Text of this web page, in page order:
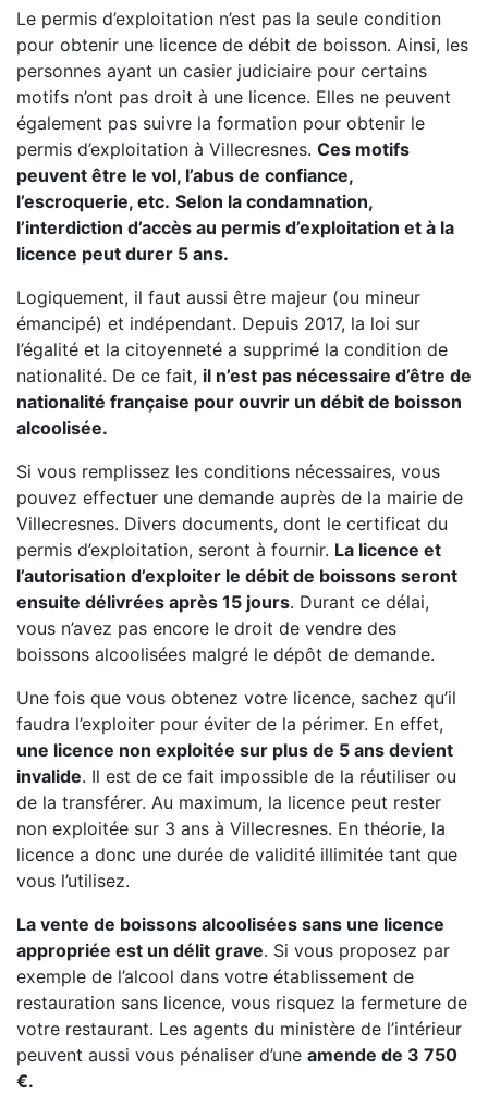
Le permis d’exploitation n’est pas la seule condition
pour obtenir une licence de débit de boisson. Ainsi, les
personnes ayant un casier judiciaire pour certains
motifs n’ont pas droit à une licence. Elles ne peuvent
également pas suivre la formation pour obtenir le
permis d’exploitation à Villecresnes. Ces motifs
peuvent être le vol, l’abus de confiance,
l’escroquerie, etc. Selon la condamnation,
l’interdiction d’accès au permis d’exploitation et à la
licence peut durer 5 ans.
Logiquement, il faut aussi être majeur (ou mineur
émancipé) et indépendant. Depuis 2017, la loi sur
l’égalité et la citoyenneté a supprimé la condition de
nationalité. De ce fait, il n’est pas nécessaire d’être de
nationalité française pour ouvrir un débit de boisson
alcoolisée.
Si vous remplissez les conditions nécessaires, vous
pouvez effectuer une demande auprès de la mairie de
Villecresnes. Divers documents, dont le certificat du
permis d’exploitation, seront à fournir. La licence et
l’autorisation d’exploiter le débit de boissons seront
ensuite délivrées après 15 jours. Durant ce délai,
vous n’avez pas encore le droit de vendre des
boissons alcoolisées malgré le dépôt de demande.
Une fois que vous obtenez votre licence, sachez qu’il
faudra l’exploiter pour éviter de la périmer. En effet,
une licence non exploitée sur plus de 5 ans devient
invalide. Il est de ce fait impossible de la réutiliser ou
de la transférer. Au maximum, la licence peut rester
non exploitée sur 3 ans à Villecresnes. En théorie, la
licence a donc une durée de validité illimitée tant que
vous l’utilisez.
La vente de boissons alcoolisées sans une licence
appropriée est un délit grave. Si vous proposez par
exemple de l’alcool dans votre établissement de
restauration sans licence, vous risquez la fermeture de
votre restaurant. Les agents du ministère de l’intérieur
peuvent aussi vous pénaliser d’une amende de 3 750
€.